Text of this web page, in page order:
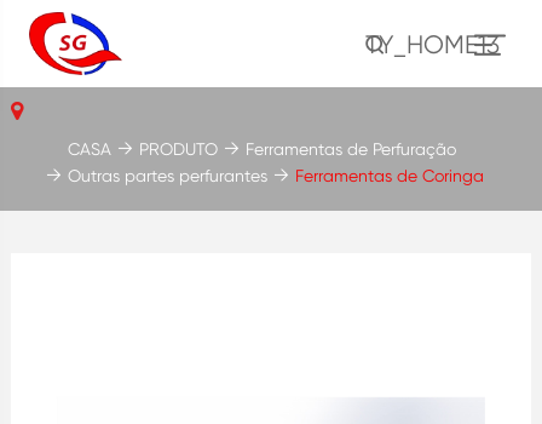
TY_HOME13
CASA PRODUTO
Ferramentas de Perfuração
Outras partes perfurantes
Ferramentas de Coringa